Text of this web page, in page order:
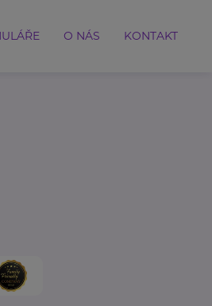
O NÁS KONTAKT